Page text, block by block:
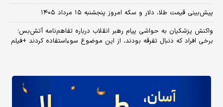
پیش‌بینی قیمت طلا، دلار و سکه امروز پنجشنبه ۱۵ مرداد ۱۴۰۵
واکنش پزشکیان به حواشی پیام رهبر انقلاب درباره تفاهم‌نامه آتش‌بس؛
برخی افراد که دنبال تفرقه بودند، از این موضوع سوءاستفاده کردند +فیلم